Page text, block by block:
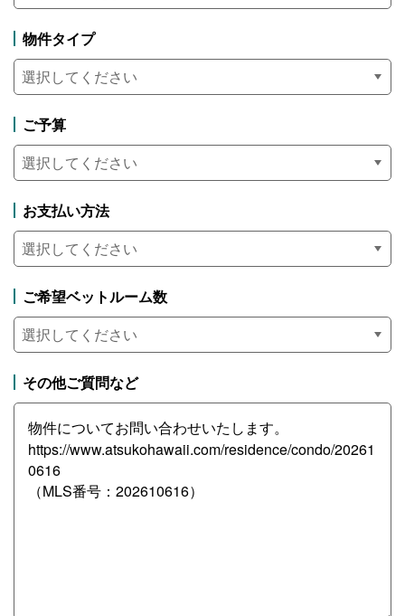
物件タイプ
ご予算
お支払い方法
ご希望ベットルーム数
その他ご質問など